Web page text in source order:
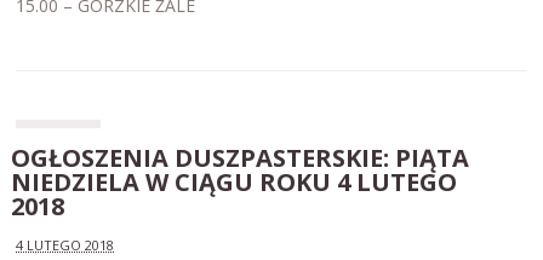
15.00 – GORZKIE ŻALE
OGŁOSZENIA DUSZPASTERSKIE: PIĄTA
NIEDZIELA W CIĄGU ROKU 4 LUTEGO
2018
4 LUTEGO 2018